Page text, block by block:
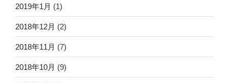
2019年1月 (1)
2018年12月 (2)
2018年11月 (7)
2018年10月 (9)